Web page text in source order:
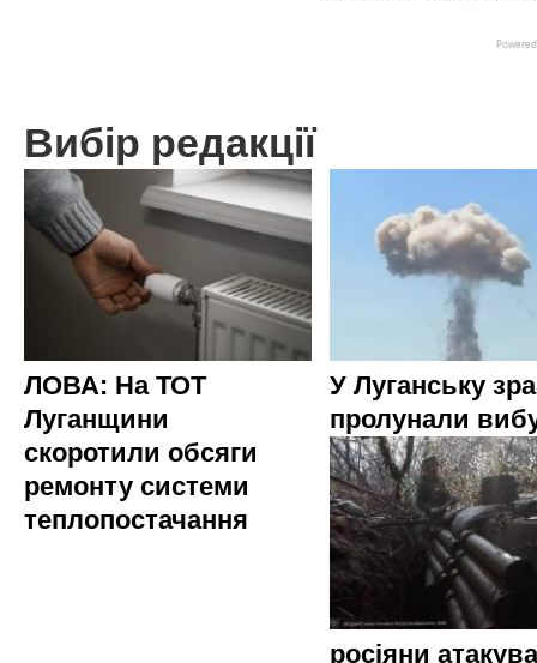
Вибір редакції
ЛОВА: На ТОТ
Луганщини
скоротили обсяги
ремонту системи
теплопостачання
У Луганську
пролунали
росіяни